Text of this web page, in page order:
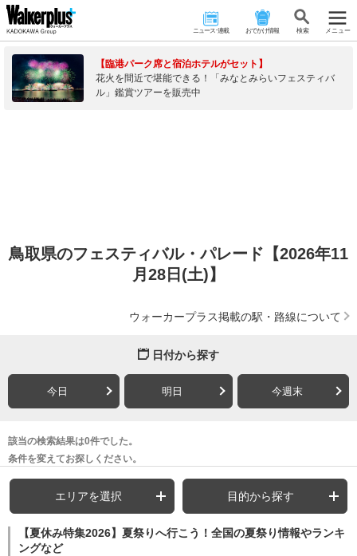
ニュース･連載 おでかけ情報 検 索 メニュー
【臨港パーク席と宿泊ホテルがセット】
花火を間近で堪能できる！「みなとみらいフェスティバ
ル」鑑賞ツアーを販売中
鳥取県のフェスティバル・パレード【2026年11
月28日(土)】
ウォーカープラス掲載の駅・路線について
日付から探す
今日 明日 今週末
該当の検索結果は0件でした。
条件を変えてお探しください。
エリアを選択 目的から探す
【夏休み特集2026】夏祭りへ行こう！全国の夏祭り情報やランキ
ングなど